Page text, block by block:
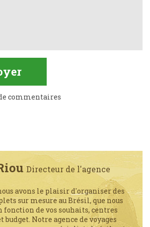
commentaires
Directeur de l'agence
avons le plaisir d'organiser des
sur mesure au Brésil, que nous
fonction de vos souhaits, centres
Notre agence de voyages